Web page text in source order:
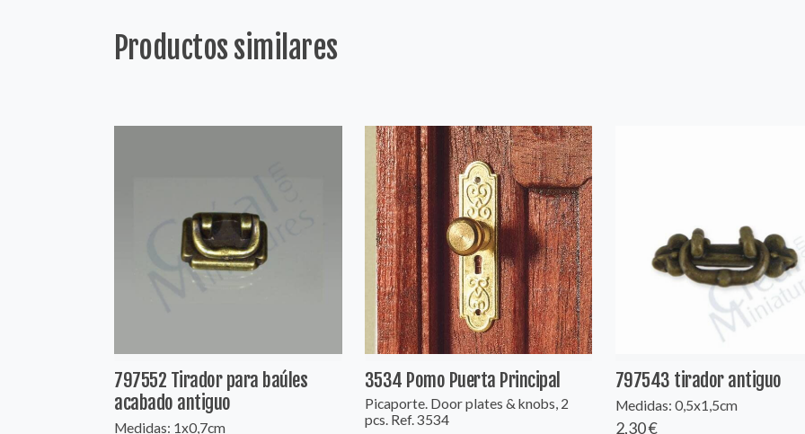
Productos similares
797552 Tirador para baúles
acabado antiguo
Medidas: 1x0,7cm
3534 Pomo Puerta Principal
Picaporte. Door plates & knobs, 2
pcs. Ref. 3534
797543 tirador antiguo
Medidas: 0,5x1,5cm
2,30 €